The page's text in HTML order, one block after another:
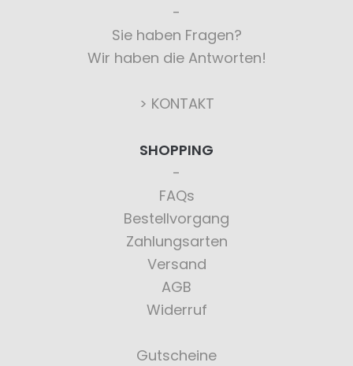
Sie haben Fragen?
Wir haben die Antworten!
> KONTAKT
SHOPPING
FAQs
Bestellvorgang
Zahlungsarten
Versand
AGB
Widerruf
Gutscheine